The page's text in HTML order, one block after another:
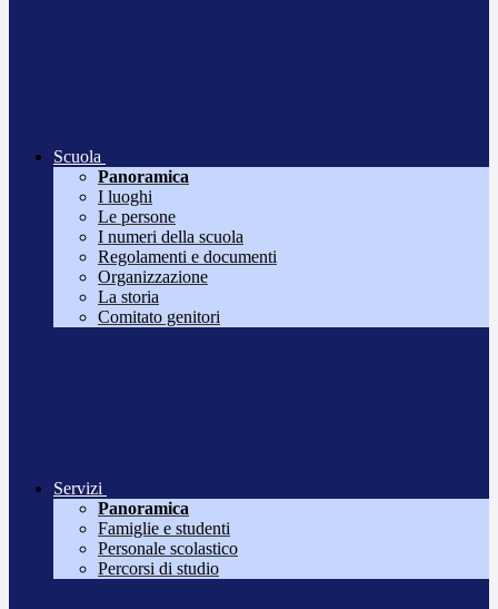
Scuola
Panoramica
I luoghi
Le persone
I numeri della scuola
Regolamenti e documenti
Organizzazione
La storia
Comitato genitori
Servizi
Panoramica
Famiglie e studenti
Personale scolastico
Percorsi di studio